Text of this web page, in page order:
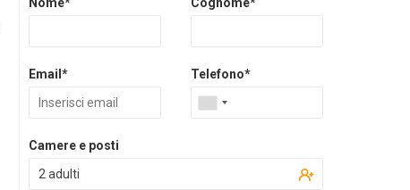
Email* Telefono*
Camere e posti
2 adulti